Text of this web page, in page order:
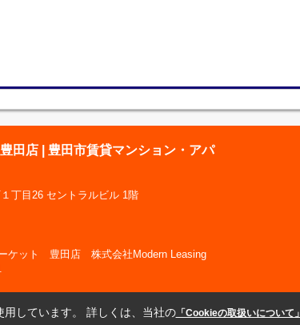
田店 | 豊田市賃貸マンション・アパ
丁目26 セントラルビル 1階
ケット 豊田店 株式会社Modern Leasing
しています。 詳しくは、当社の「Cookieの取扱いについて」